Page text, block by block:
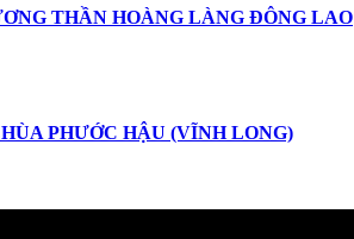
THẦN HOÀNG LÀNG ĐÔNG LAO
PHƯỚC HẬU (VĨNH LONG)